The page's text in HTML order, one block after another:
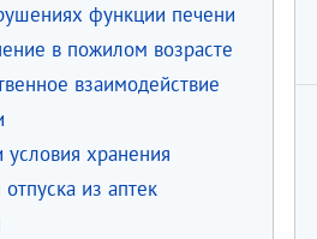
функции печени
в пожилом возрасте
взаимодействие
условия хранения
отпуска из аптек